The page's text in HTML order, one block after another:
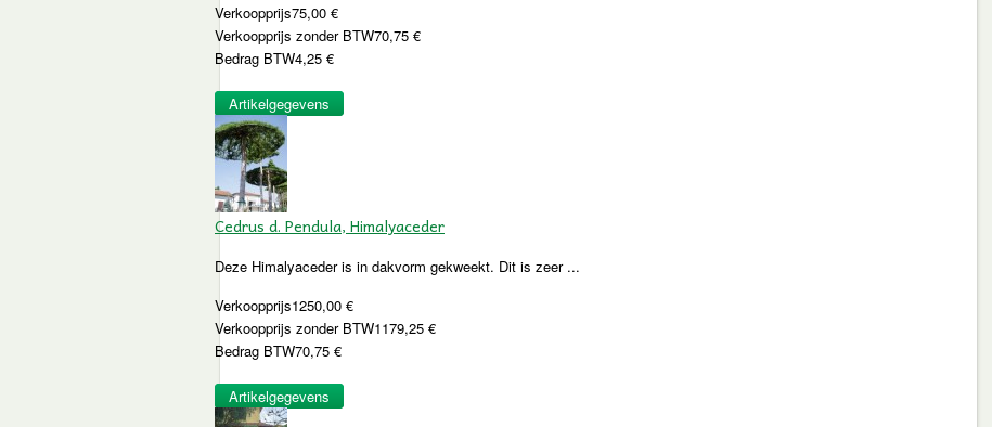
Verkoopprijs75,00 €
Verkoopprijs zonder BTW70,75 €
Bedrag BTW4,25 €
Artikelgegevens
Cedrus d. Pendula, Himalyaceder
Deze Himalyaceder is in dakvorm gekweekt. Dit is zeer ...
Verkoopprijs1250,00 €
Verkoopprijs zonder BTW1179,25 €
Bedrag BTW70,75 €
Artikelgegevens